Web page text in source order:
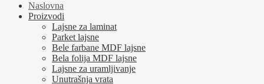
Naslovna
Proizvodi
Lajsne za laminat
Parket lajsne
Bele farbane MDF lajsne
Bela folija MDF lajsne
Lajsne za uramljivanje
Unutrašnja vrata